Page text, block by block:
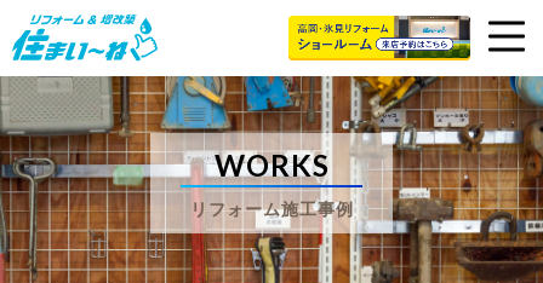
WORKS
リフォーム施工事例